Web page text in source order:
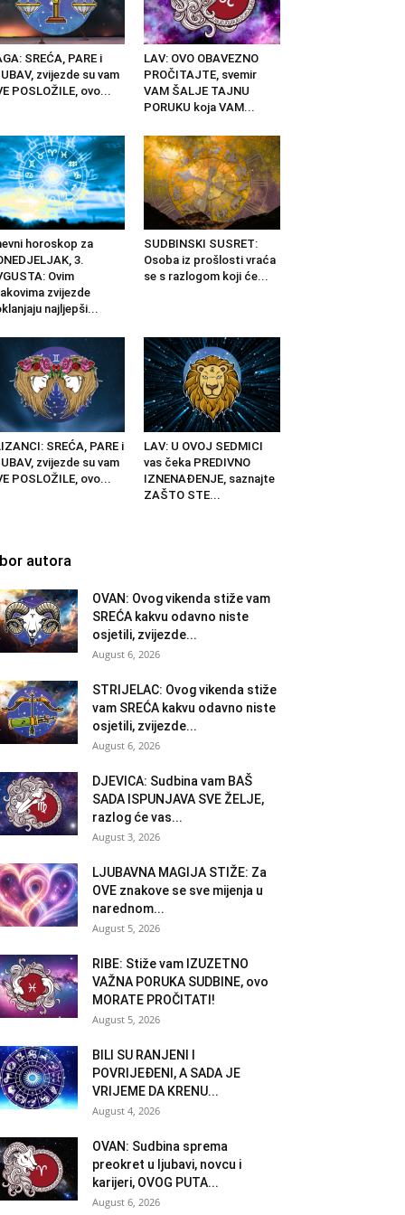
SREĆA, PARE i
zvijezde su vam
POSLOŽILE, ovo...
LAV: OVO OBAVEZNO
PROČITAJTE, svemir
VAM ŠALJE TAJNU
PORUKU koja VAM...
horoskop za
3.
Ovim
zvijezde
najljepši...
SUDBINSKI SUSRET:
Osoba iz prošlosti vraća
se s razlogom koji će...
SREĆA, PARE i
zvijezde su vam
POSLOŽILE, ovo...
LAV: U OVOJ SEDMICI
vas čeka PREDIVNO
IZNENAĐENJE, saznajte
ZAŠTO STE...
autora
OVAN: Ovog vikenda stiže vam
SREĆA kakvu odavno niste
osjetili, zvijezde...
August 6, 2026
STRIJELAC: Ovog vikenda stiže
vam SREĆA kakvu odavno niste
osjetili, zvijezde...
August 6, 2026
DJEVICA: Sudbina vam BAŠ
SADA ISPUNJAVA SVE ŽELJE,
razlog će vas...
August 3, 2026
LJUBAVNA MAGIJA STIŽE: Za
OVE znakove se sve mijenja u
narednom...
August 5, 2026
RIBE: Stiže vam IZUZETNO
VAŽNA PORUKA SUDBINE, ovo
MORATE PROČITATI!
August 5, 2026
BILI SU RANJENI I
POVRIJEĐENI, A SADA JE
VRIJEME DA KRENU...
August 4, 2026
OVAN: Sudbina sprema
preokret u ljubavi, novcu i
karijeri, OVOG PUTA...
August 6, 2026